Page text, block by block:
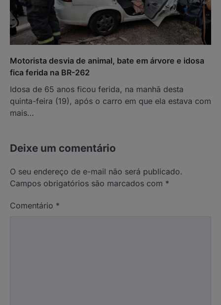
Motorista desvia de animal, bate em árvore e idosa
fica ferida na BR-262
Idosa de 65 anos ficou ferida, na manhã desta
quinta-feira (19), após o carro em que ela estava com
mais…
Deixe um comentário
O seu endereço de e-mail não será publicado.
Campos obrigatórios são marcados com *
Comentário *